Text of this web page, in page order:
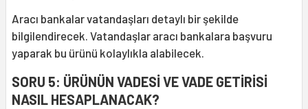
Aracı bankalar vatandaşları detaylı bir şekilde
bilgilendirecek. Vatandaşlar aracı bankalara başvuru
yaparak bu ürünü kolaylıkla alabilecek.
SORU 5: ÜRÜNÜN VADESİ VE VADE GETİRİSİ
NASIL HESAPLANACAK?